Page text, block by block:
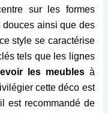
sur les formes
douces ainsi que des
style se caractérise
tels que les lignes
les meubles à
cette déco est
est recommandé de